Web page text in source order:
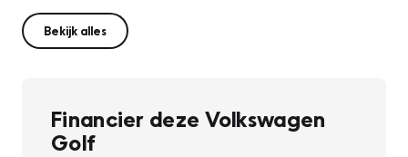
Bekijk alles
Financier deze Volkswagen
Golf